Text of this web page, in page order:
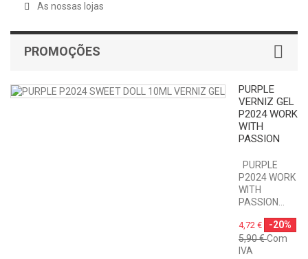
As nossas lojas
PROMOÇÕES
PURPLE
VERNIZ GEL
P2024 WORK
WITH
PASSION
PURPLE
P2024 WORK
WITH
PASSION...
4,72 €
-20%
5,90 €Com
IVA